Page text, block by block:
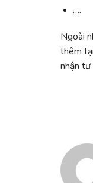
….
Ngoài
thêm
nhận